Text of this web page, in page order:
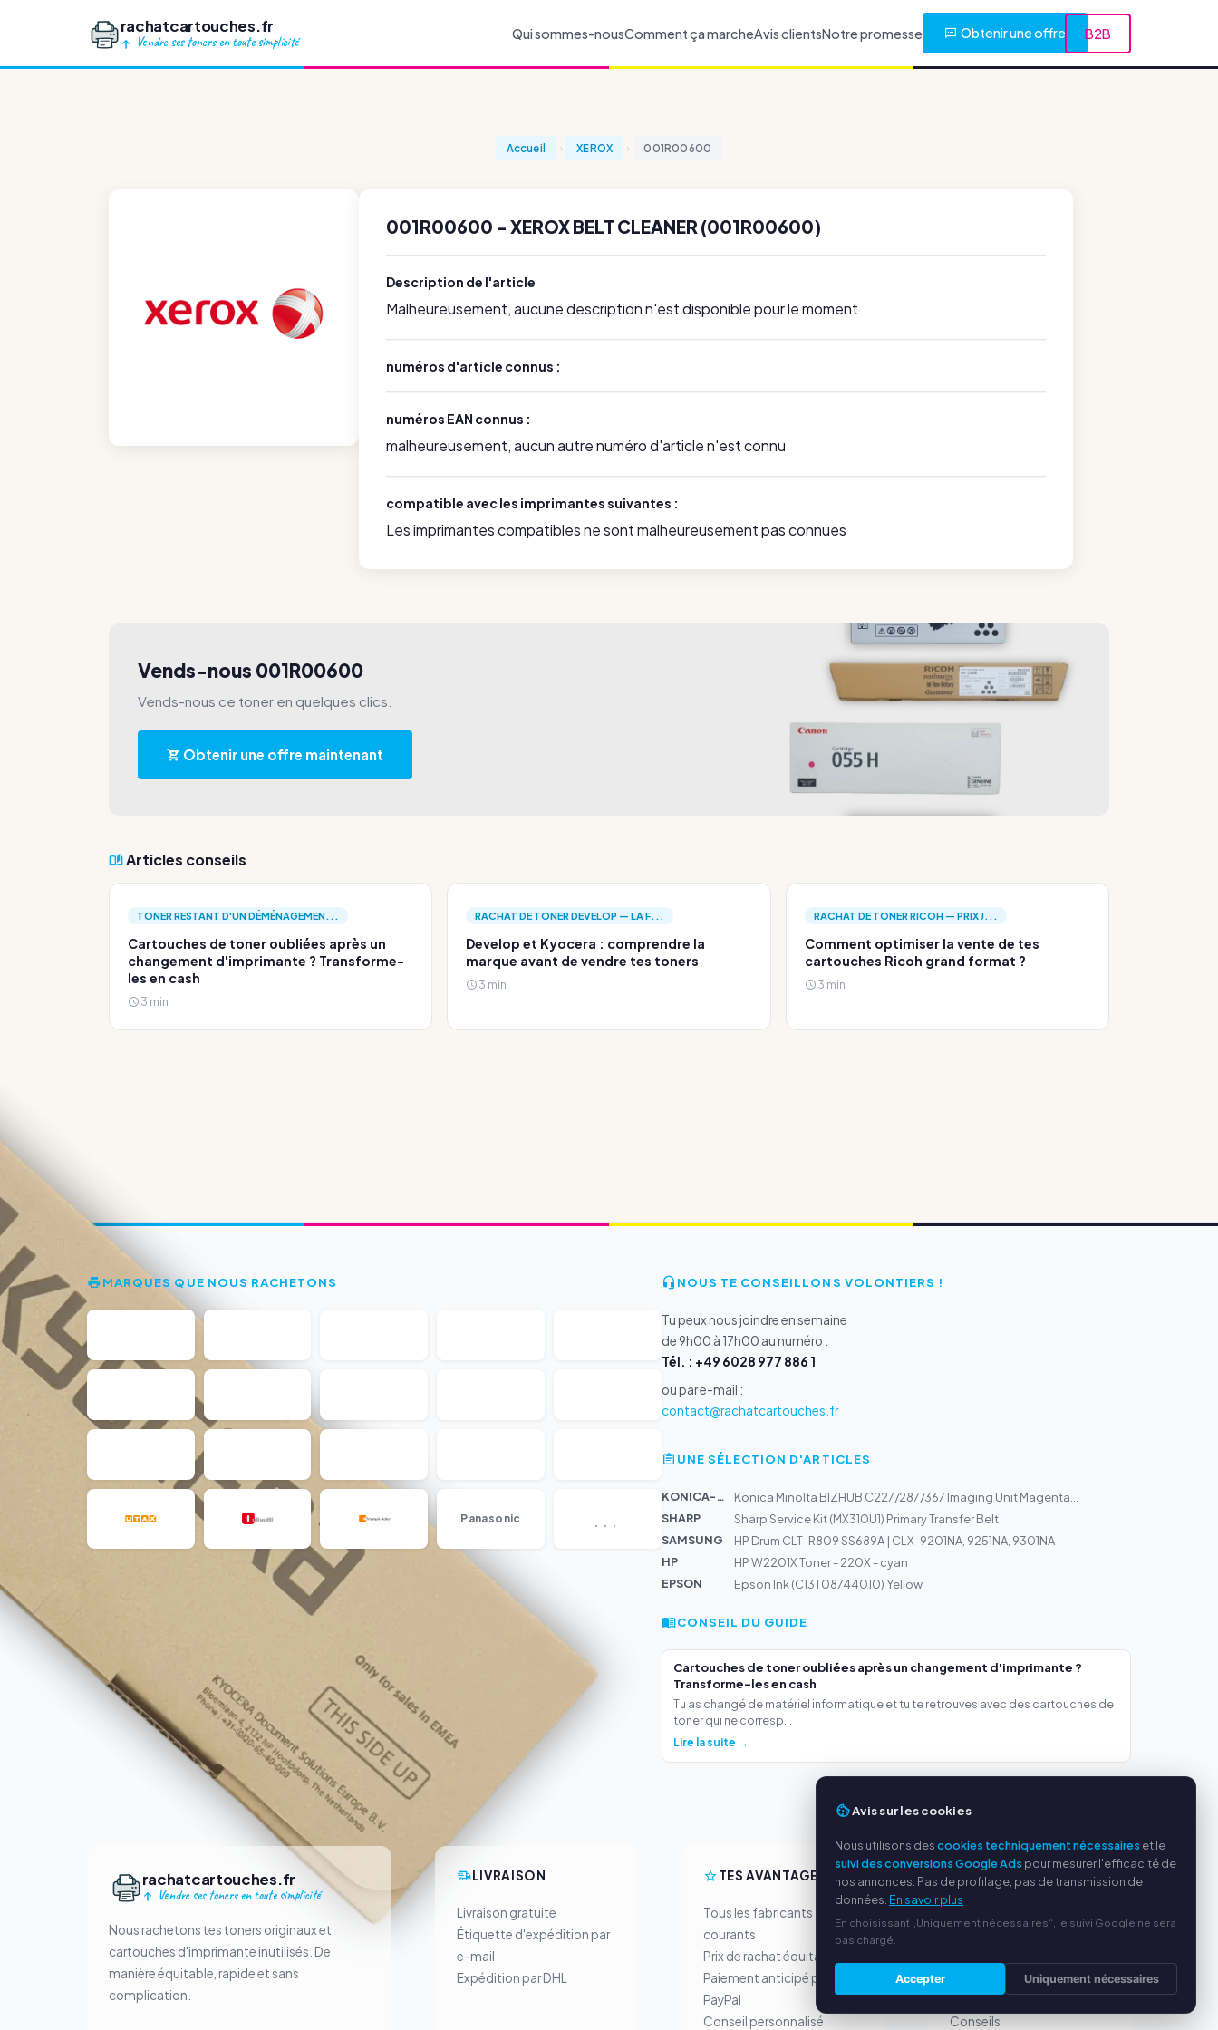
rachatcartouches.fr
Vendre ses toners en toute simplicité
Qui sommes-nousComment ça marcheAvis clientsNotre promesse Obtenir une offre B2B
Accueil XEROX 001R00600
001R00600 - XEROX BELT CLEANER (001R00600)
Description de l'article
Malheureusement, aucune description n'est disponible pour le moment
numéros d'article connus :
numéros EAN connus :
malheureusement, aucun autre numéro d'article n'est connu
compatible avec les imprimantes suivantes :
Les imprimantes compatibles ne sont malheureusement pas connues
Vends-nous 001R00600
Vends-nous ce toner en quelques clics.
Obtenir une offre maintenant
Articles conseils
TONER RESTANT D'UN DÉMÉNAGEMEN...
Cartouches de toner oubliées après un
changement d'imprimante ? Transforme-
les en cash
3 min
RACHAT DE TONER DEVELOP — LA F...
Develop et Kyocera : comprendre la
marque avant de vendre tes toners
3 min
RACHAT DE TONER RICOH — PRIX J...
Comment optimiser la vente de tes
cartouches Ricoh grand format ?
3 min
MARQUES QUE NOUS RACHETONS
Panasonic
NOUS TE CONSEILLONS VOLONTIERS !
Tu peux nous joindre en semaine
de 9h00 à 17h00 au numéro :
Tél. : +49 6028 977 886 1
ou par e-mail :
contact@rachatcartouches.fr
UNE SÉLECTION D'ARTICLES
KONICA-MIN...
Konica Minolta BIZHUB C227/287/367 Imaging Unit Magenta...
SHARP
Sharp Service Kit (MX310U1) Primary Transfer Belt
SAMSUNG
HP Drum CLT-R809 SS689A | CLX-9201NA, 9251NA, 9301NA
HP
HP W2201X Toner - 220X - cyan
EPSON
Epson Ink (C13T08744010) Yellow
CONSEIL DU GUIDE
Cartouches de toner oubliées après un changement d'imprimante ?
Transforme-les en cash
Tu as changé de matériel informatique et tu te retrouves avec des cartouches de
toner qui ne corresp...
Lire la suite →
rachatcartouches.fr
Vendre ses toners en toute simplicité
Nous rachetons tes toners originaux et
cartouches d'imprimante inutilisés. De
manière équitable, rapide et sans
complication.
LIVRAISON
Livraison gratuite
Étiquette d'expédition par
e-mail
Expédition par DHL
TES AVANTAGES
Tous les fabricants
courants
Prix de rachat équitables
Paiement anticipé par
PayPal
Conseil personnalisé
SERVICE
Questions fréquentes
(FAQ)
Conseils
Avis sur les cookies
Nous utilisons descookies techniquement nécessaires et le
suivi des conversions Google Ads pour mesurer l'efficacité de
nos annonces. Pas de profilage, pas de transmission de
données. En savoir plus
En choisissant „Uniquement nécessaires“, le suivi Google ne sera
pas chargé.
Accepter Uniquement nécessaires